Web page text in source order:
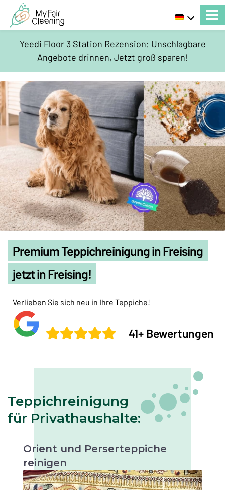
Yeedi Floor 3 Station Rezension: Unschlagbare
Angebote drinnen, Jetzt groß sparen!
Premium Teppichreinigung in Freising
jetzt in Freising!
Verlieben Sie sich neu in Ihre Teppiche!
41+ Bewertungen
Teppichreinigung
für Privathaushalte:
Orient und Perserteppiche
reinigen
Orient- und Perserteppiche sind sehr